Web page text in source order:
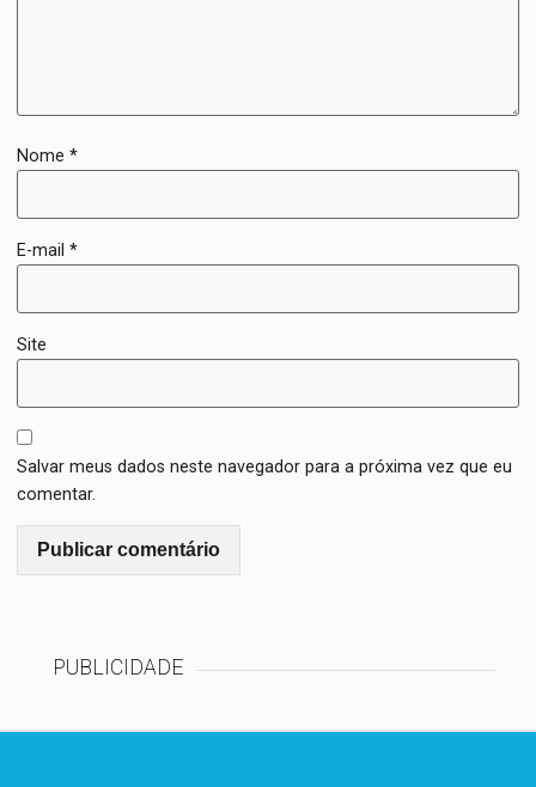
Nome*
E-mail*
Site
Salvar meus dados neste navegador para a próxima vez que eu
comentar.
PUBLICIDADE